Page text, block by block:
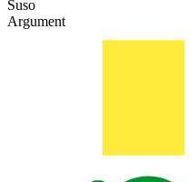
Suso
Argument